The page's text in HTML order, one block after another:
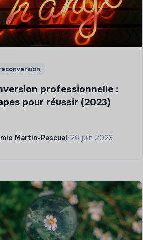
professionnelle :
pour réussir (2023)
Martin-Pascual•26 juin 2023